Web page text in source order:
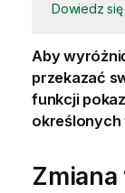
Dowiedz
Aby
przekazać
funkcji
określonych